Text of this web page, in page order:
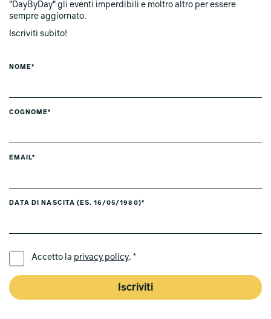
"DayByDay" gli eventi imperdibili e moltro altro per essere
sempre aggiornato.
Iscriviti subito!
NOME*
COGNOME*
EMAIL*
DATA DI NASCITA (ES. 16/05/1980)*
Accetto la privacy policy. *
Iscriviti